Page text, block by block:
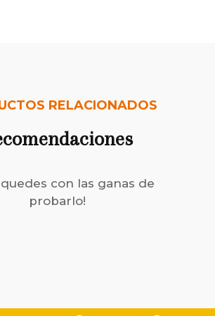
RELACIONADOS
quedes con las ganas de
probarlo!